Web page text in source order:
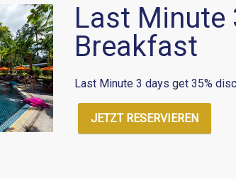
Last Minute
Breakfast
Last Minute 3 days get 35%
JETZT RESERVIEREN